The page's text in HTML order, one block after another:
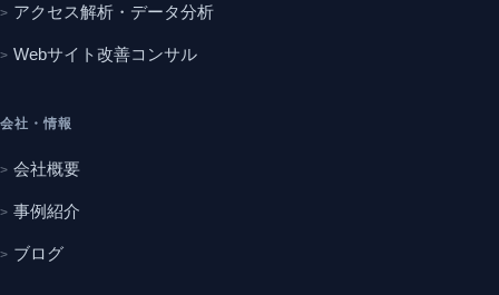
アクセス解析・データ分析
Webサイト改善コンサル
会社・情報
会社概要
事例紹介
ブログ